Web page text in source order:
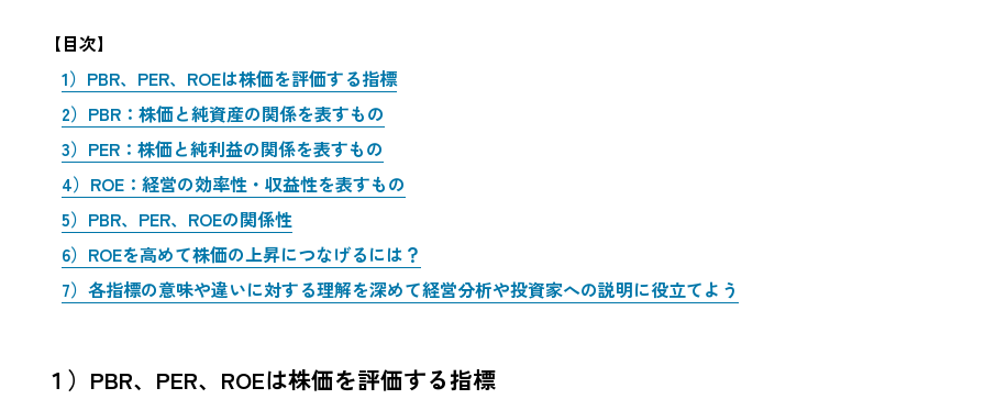
【目次】
1）PBR、PER、ROEは株価を評価する指標
2）PBR：株価と純資産の関係を表すもの
3）PER：株価と純利益の関係を表すもの
4）ROE：経営の効率性・収益性を表すもの
5）PBR、PER、ROEの関係性
6）ROEを高めて株価の上昇につなげるには？
7）各指標の意味や違いに対する理解を深めて経営分析や投資家への説明に役立てよう
１）PBR、PER、ROEは株価を評価する指標